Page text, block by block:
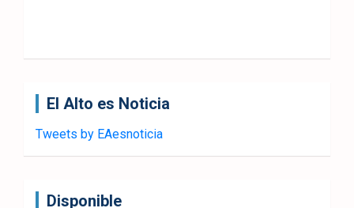
El Alto es Noticia
Tweets by EAesnoticia
Disponible